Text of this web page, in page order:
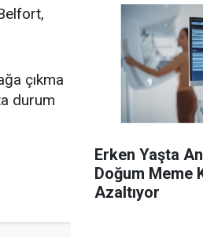
çıkma
durum
Erken Yaşta
Doğum Meme
Azaltıyor